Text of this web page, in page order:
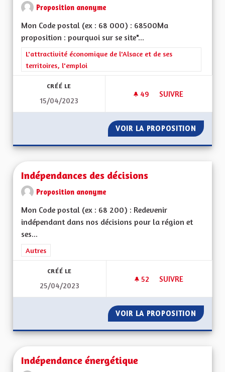
Proposition anonyme
Mon Code postal (ex : 68 000) : 68500Ma
proposition : pourquoi sur se site"...
Filtrer les résultats de la catégorie : L'attractivité
L'attractivité économique de l'Alsace et de ses
territoires, l'emploi
CRÉÉ LE
15/04/2023
49 49 ABONNÉS
SUIVRE
VOIR LA PROPOSITION
Indépendances des décisions
Proposition anonyme
Mon Code postal (ex : 68 200) : Redevenir
indépendant dans nos décisions pour la région et
ses...
Filtrer les résultats de la catégorie : Autres
Autres
CRÉÉ LE
25/04/2023
52 52 ABONNÉS
SUIVRE
VOIR LA PROPOSITION
Indépendance énergétique